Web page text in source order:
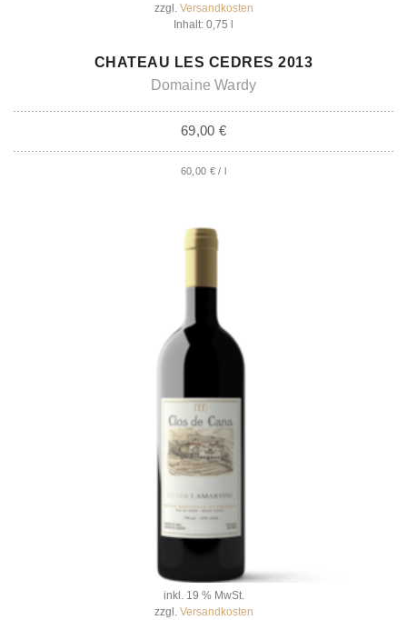
zzgl. Versandkosten
Inhalt: 0,75
IN DEN WARENKORB
CHATEAU LES CEDRES 2013
Domaine Wardy
69,00 €
60,00 €/
inkl. 19 % MwSt.
zzgl. Versandkosten